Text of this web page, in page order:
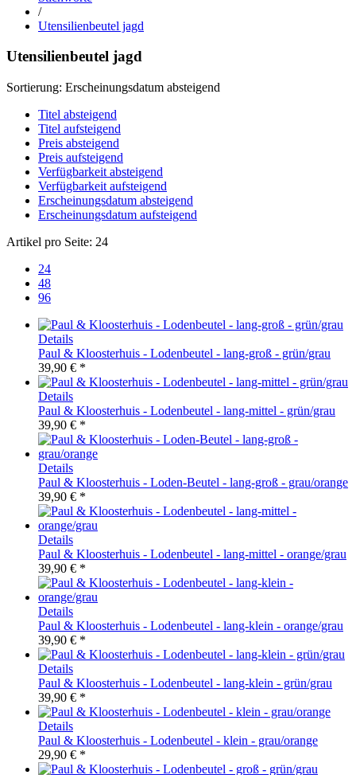
/
Utensilienbeutel jagd
Utensilienbeutel jagd
Sortierung: Erscheinungsdatum absteigend
Titel absteigend
Titel aufsteigend
Preis absteigend
Preis aufsteigend
Verfügbarkeit absteigend
Verfügbarkeit aufsteigend
Erscheinungsdatum absteigend
Erscheinungsdatum aufsteigend
Artikel pro Seite: 24
24
48
96
Details
Paul & Kloosterhuis - Lodenbeutel - lang-groß - grün/grau
39,90 € *
Details
Paul & Kloosterhuis - Lodenbeutel - lang-mittel - grün/grau
39,90 € *
Details
Paul & Kloosterhuis - Loden-Beutel - lang-groß - grau/orange
39,90 € *
Details
Paul & Kloosterhuis - Lodenbeutel - lang-mittel - orange/grau
39,90 € *
Details
Paul & Kloosterhuis - Lodenbeutel - lang-klein - orange/grau
39,90 € *
Details
Paul & Kloosterhuis - Lodenbeutel - lang-klein - grün/grau
39,90 € *
Details
Paul & Kloosterhuis - Lodenbeutel - klein - grau/orange
29,90 € *